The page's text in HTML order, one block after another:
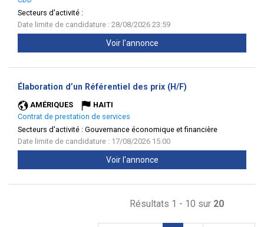
Secteurs d'activité :
Date limite de candidature : 28/08/2026 23:59
Voir l'annonce
Élaboration d’un Référentiel des prix (H/F)
AMÉRIQUES
HAITI
Contrat de prestation de services
Secteurs d'activité : Gouvernance économique et financière
Date limite de candidature : 17/08/2026 15:00
Voir l'annonce
Résultats 1 - 10 sur 20